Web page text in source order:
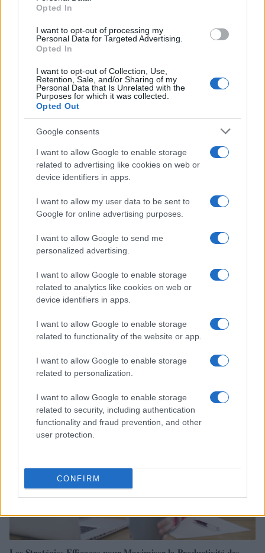
Opted In
I want to opt-out of processing my
Personal Data for Targeted Advertising.
Opted In
I want to opt-out of Collection, Use,
Retention, Sale, and/or Sharing of my
Personal Data that Is Unrelated with the
Purposes for which it was collected.
Opted Out
Google consents
I want to allow Google to enable storage
related to advertising like cookies on web or
device identifiers in apps.
I want to allow my user data to be sent to
Google for online advertising purposes.
I want to allow Google to send me
personalized advertising.
I want to allow Google to enable storage
related to analytics like cookies on web or
device identifiers in apps.
I want to allow Google to enable storage
related to functionality of the website or app.
I want to allow Google to enable storage
related to personalization.
I want to allow Google to enable storage
related to security, including authentication
functionality and fraud prevention, and other
user protection.
CONFIRM
À lire aussi
ECONOMIE
Trading intraday: discipline, gestion du risque et performance –
Infos Rédaction · 13 Fév 2026